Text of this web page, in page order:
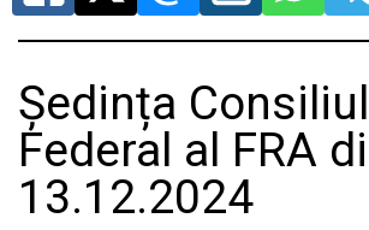
Ședința
Federal al FRA
13.12.2024